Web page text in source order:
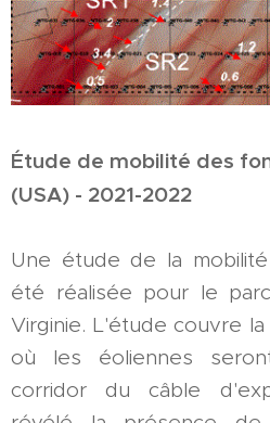
Étude de mobilité des
(USA) - 2021-2022
Une étude de la
été réalisée pour le
Virginie. L'étude couvre
où les éoliennes
corridor du câble